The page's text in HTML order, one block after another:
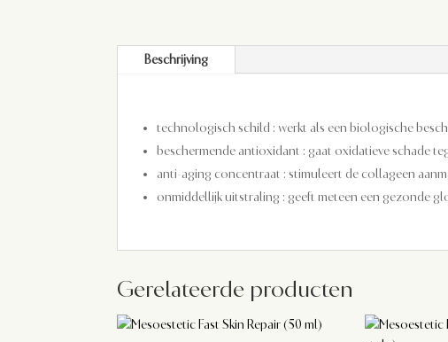
Beschrijving
technologisch schild : werkt als een biologische
beschermende antioxidant : gaat oxidatieve schade
anti-aging concentraat : stimuleert de collageen
onmiddellijk uitstraling : geeft meteen een gezonde
Gerelateerde producten